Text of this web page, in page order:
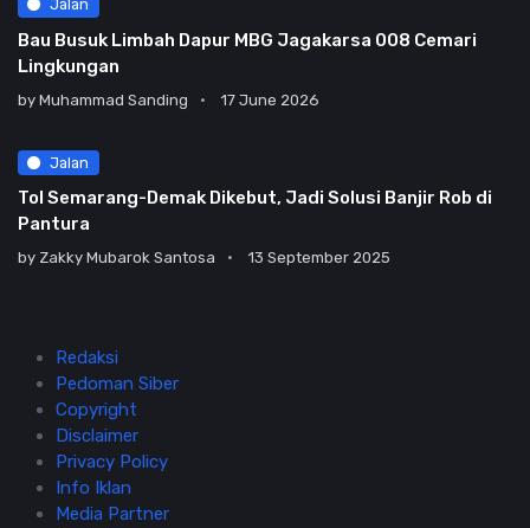
Jalan
Bau Busuk Limbah Dapur MBG Jagakarsa 008 Cemari
Lingkungan
by Muhammad Sanding 17 June 2026
Jalan
Tol Semarang-Demak Dikebut, Jadi Solusi Banjir Rob di
Pantura
by Zakky Mubarok Santosa 13 September 2025
Redaksi
Pedoman Siber
Copyright
Disclaimer
Privacy Policy
Info Iklan
Media Partner